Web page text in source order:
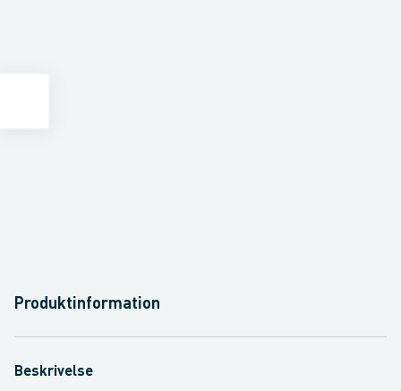
Produktinformation
Beskrivelse